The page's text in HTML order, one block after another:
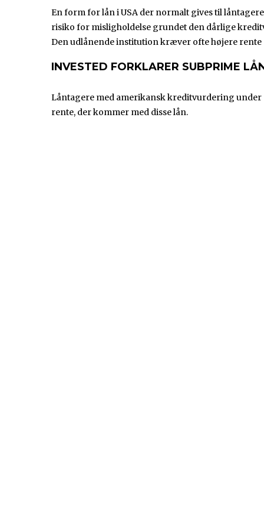
En form for lån i USA der normalt gives til
risiko for misligholdelse grundet den dårlige
Den udlånende institution kræver ofte højere
INVESTED FORKLARER SUBPRIME
Låntagere med amerikansk kreditvurdering under
rente, der kommer med disse lån.